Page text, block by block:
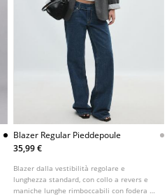
Blazer Regular Pieddepoule
35,99 €
Blazer dalla vestibilità regolare e
lunghezza standard, con collo a revers e
maniche lunghe rimboccabili con fodera a